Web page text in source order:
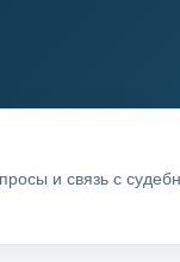
и связь с